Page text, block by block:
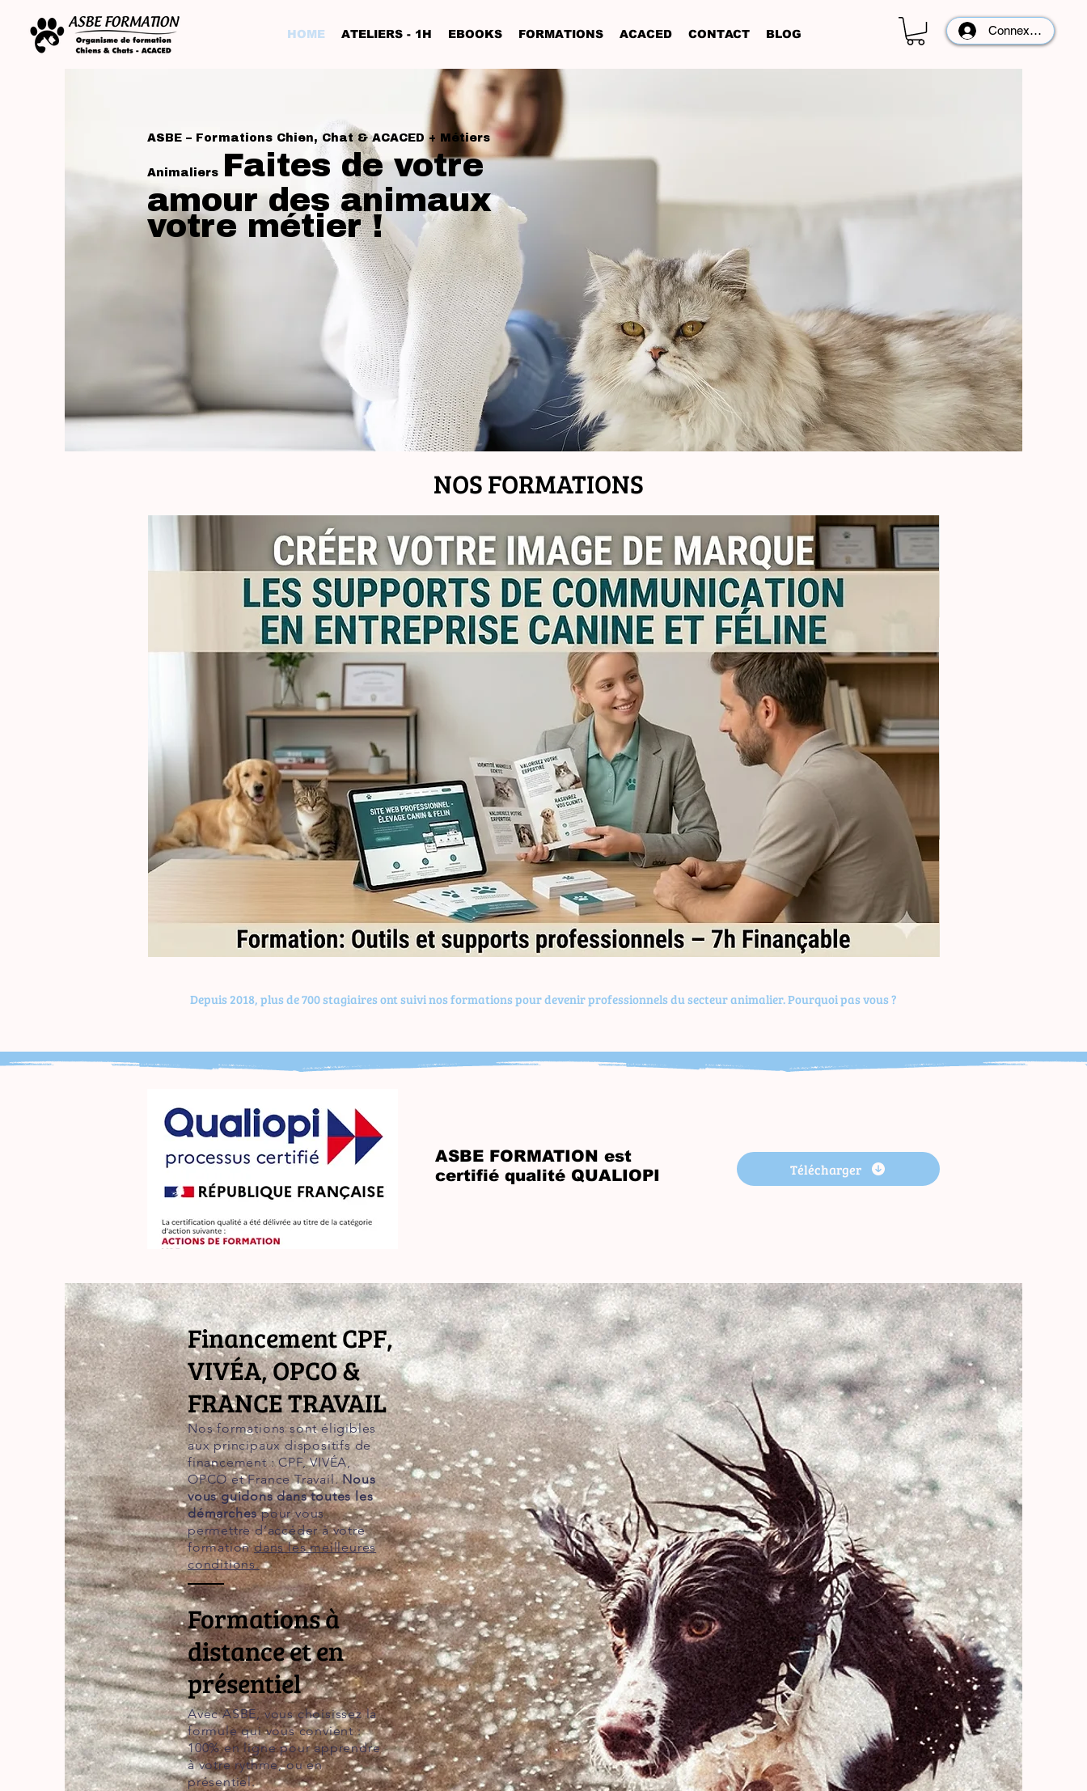
HOME ATELIERS - 1H EBOOKS FORMATIONS ACACED CONTACT BLOG Connexion
ASBE – Formations Chien, Chat & ACACED + Métiers
Animaliers Faites de votre
amour des animaux
votre métier !
NOS FORMATIONS
Depuis 2018, plus de 700 stagiaires ont suivi nos formations pour devenir professionnels du secteur animalier. Pourquoi pas vous ?
ASBE FORMATION est
certifié qualité QUALIOPI
Télécharger
Financement CPF,
VIVÉA, OPCO &
FRANCE TRAVAIL
Nos formations sont éligibles
aux principaux dispositifs de
financement : CPF, VIVÉA,
OPCO et France Travail.Nous
vous guidons dans toutes les
démarchespour vous
permettre d’accéder à votre
formationdans les meilleures
conditions.
Formations à
distance et en
présentiel
Avec ASBE, vous choisissez la
formule qui vous convient :
100% en ligne pour apprendre
à votre rythme, ou en
présentiel.